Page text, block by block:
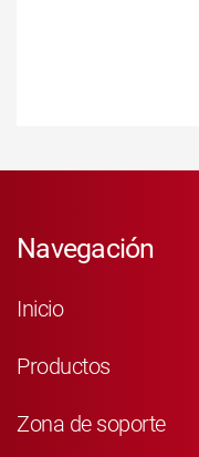
Navegación
Inicio
Productos
Zona de soporte